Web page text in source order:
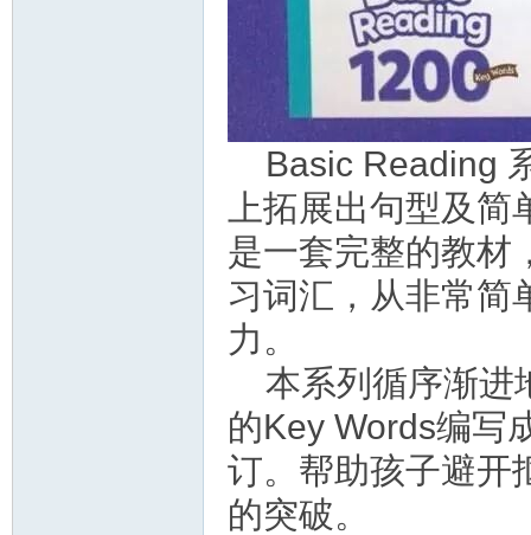
Basic Reading
上拓展出句型及
是一套完整的教材
习词汇，从非常简
力。
本系列循序渐进
的Key Words编写
订。帮助孩子避开
的突破。